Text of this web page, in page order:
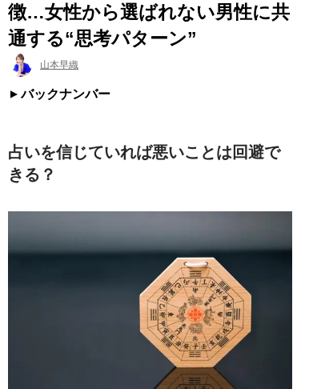
徴…女性から選ばれない男性に共
通する“思考パターン”
山本早織
バックナンバー
占いを信じていれば悪いことは回避で
きる？